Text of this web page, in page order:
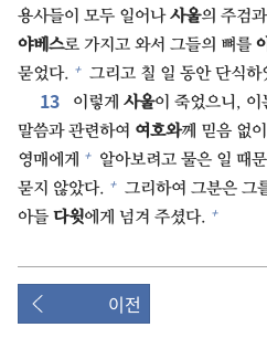
용사들이 모두 일어나사울의 주검
야베스로 가지고 와서 그들의 뼈를
묻었다. + 그리고 칠 일 동안 단식하
13⁠ 이렇게 사울이 죽었으니, 이
말씀과 관련하여 여호와께 믿음 없
영매에게
+ 알아보려고 물은 일 때
묻지 않았다. + 그리하여 그분은 그
아들 다윗에게 넘겨 주셨다. +
이전